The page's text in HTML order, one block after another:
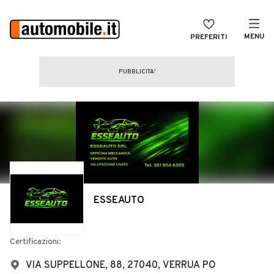
PREFERITI MENU
CERCA
Auto usate
Auto Nuove
Auto d'epoca
MAGAZINE
ESSEAUTO
Certificazioni:
VIA SUPPELLONE, 88, 27040, VERRUA PO